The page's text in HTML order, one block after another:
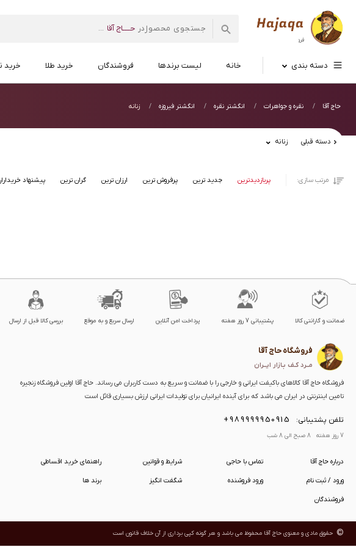
فروشگاه اینترنتی
درحــــاج آقا
دسته بندی خانه لیست برندها فروشندگان خرید طلا خرید
حاج آقا نقره و جواهرات انگشتر نقره انگشتر فیروزه زنانه
دسته قبلی زنانه
مرتب سازی: پربازدیدترین جدید ترین پرفروش ترین ارزان ترین گران ترین پیشنهاد
ضمانت و گارانتی کالا پشتیبانی 7 روز هفته پرداخت امن آنلاین ارسال سریع و به موقع بررسی کالا قبل از ارسال
فروشگاه حاج آقا
مــرد کـف بـازار ایــران
فروشگاه حاج آقا کالاهای باکیفت ایرانی و خارجی را با ضمانت و سریع به دست کاربران می رساند. حاج آقا اولین فروشگاه زنجیره
تامین اینترنتی در ایران می باشد که برای آینده ایرانیان برای تولیدات ایرانی ارزش بسیاری قائل است
تلفن پشتیبانی: +989999950915
7 روز هفته 8 صبح الی 8 شب
درباره حاج آقا تماس با حاجی شرایط و قوانین راهنمای خرید اقساطی
ورود / ثبت نام ورود فروشنده شگفت انگیز برند ها
فروشندگان
© حقوق مادی و معنوی حاج آقا محفوظ می باشد و هر گونه کپی برداری از آن خلاف قانون است